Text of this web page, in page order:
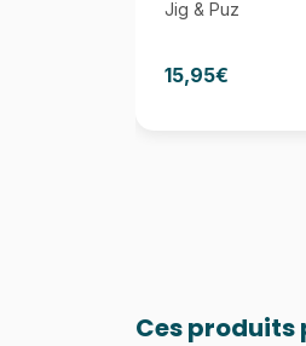
Jig & Puz
15,95€
Ces produits